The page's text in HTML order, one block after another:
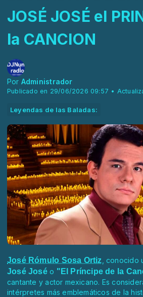
JOSÉ JOSÉ el
la CANCION
Por Administrador
Publicado en 29/06/2026 09:57 •
Leyendas de las Baladas:
José Rómulo Sosa Ortiz , conocido
José Joséo "El Príncipe de la
cantante y actor mexicano. Es
intérpretes más emblemáticos de la